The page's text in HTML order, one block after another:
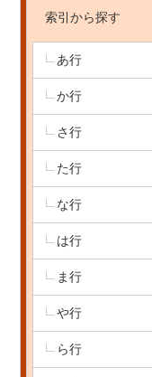
索引から探す
あ行
か行
さ行
た行
な行
は行
ま行
や行
ら行